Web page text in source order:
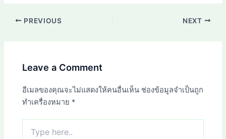
PREVIOUS NEXT
Leave a Comment
อีเมลของคุณจะไม่แสดงให้คนอื่นเห็น ช่องข้อมูลจำเป็นถูก
ทำเครื่องหมาย *
here..